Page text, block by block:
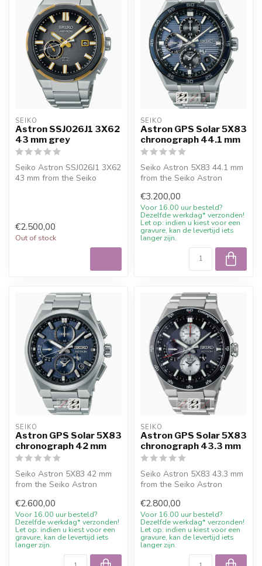
SEIKO
Astron SSJ026J1 3X62
43 mm grey
Seiko Astron SSJ026J1 3X62
43 mm from the Seiko
€2.500,00
Out of stock
SEIKO
Astron GPS Solar 5X83
chronograph 44.1 mm
Seiko Astron 5X83 44.1 mm
from the Seiko Astron
sapph...
€3.200,00
Voor 16.00 uur besteld?
Dezelfde werkdag* verzonden!
Let op: indien u kiest voor een
gravure, kan de levertijd iets
langer zijn.
SEIKO
Astron GPS Solar 5X83
chronograph 42 mm
Seiko Astron 5X83 42 mm
from the Seiko Astron
sapphir...
€2.600,00
Voor 16.00 uur besteld?
Dezelfde werkdag* verzonden!
Let op: indien u kiest voor een
gravure, kan de levertijd iets
langer zijn.
SEIKO
Astron GPS Solar 5X83
chronograph 43.3 mm
Seiko Astron 5X83 43.3 mm
from the Seiko Astron
sapph...
€2.800,00
Voor 16.00 uur besteld?
Dezelfde werkdag* verzonden!
Let op: indien u kiest voor een
gravure, kan de levertijd iets
langer zijn.